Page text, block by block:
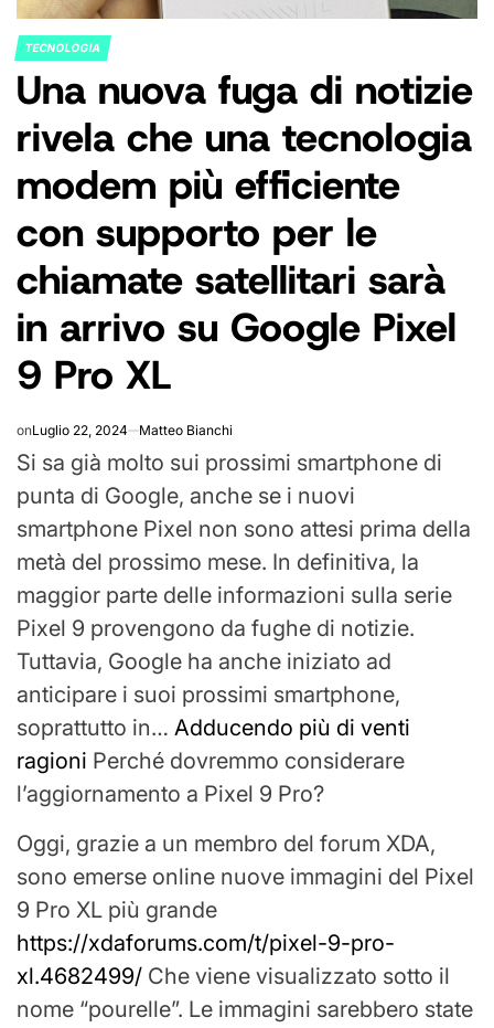
POSTED
IN
TECNOLOGIA
Una nuova fuga di notizie
rivela che una tecnologia
modem più efficiente
con supporto per le
chiamate satellitari sarà
in arrivo su Google Pixel
9 Pro XL
onLuglio 22, 2024 Matteo Bianchi
Si sa già molto sui prossimi smartphone di
punta di Google, anche se i nuovi
smartphone Pixel non sono attesi prima della
metà del prossimo mese. In definitiva, la
maggior parte delle informazioni sulla serie
Pixel 9 provengono da fughe di notizie.
Tuttavia, Google ha anche iniziato ad
anticipare i suoi prossimi smartphone,
soprattutto in… Adducendo più di venti
ragioni Perché dovremmo considerare
l’aggiornamento a Pixel 9 Pro?
Oggi, grazie a un membro del forum XDA,
sono emerse online nuove immagini del Pixel
9 Pro XL più grande
https://xdaforums.com/t/pixel-9-pro-
xl.4682499/ Che viene visualizzato sotto il
nome “pourelle”. Le immagini sarebbero state